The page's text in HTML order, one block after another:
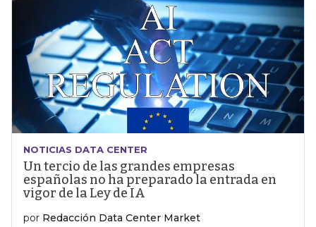
NOTICIAS DATA CENTER
Un tercio de las grandes empresas
españolas no ha preparado la entrada en
vigor de la Ley de IA
por Redacción Data Center Market